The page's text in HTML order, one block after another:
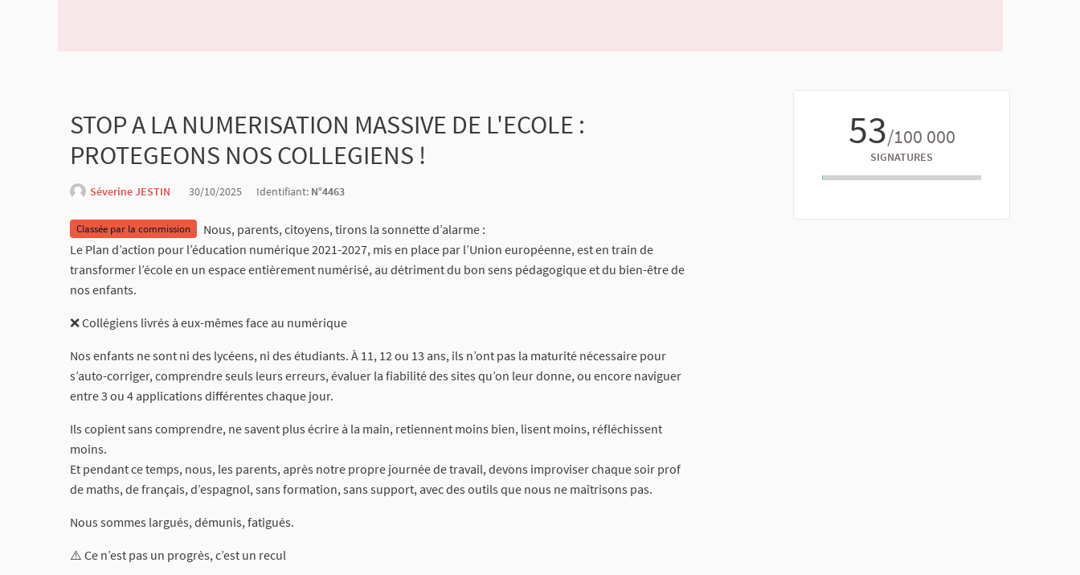
53/100 000
SIGNATURES
STOP A LA NUMERISATION MASSIVE DE L'ECOLE :
PROTEGEONS NOS COLLEGIENS !
Séverine JESTIN 30/10/2025 Identifiant: N°4463
Classée par la commission
Nous, parents, citoyens, tirons la sonnette d’alarme :
Le Plan d’action pour l’éducation numérique 2021-2027, mis en place par l’Union européenne, est en train de
transformer l’école en un espace entièrement numérisé, au détriment du bon sens pédagogique et du bien-être de
nos enfants.
❌ Collégiens livrés à eux-mêmes face au numérique
Nos enfants ne sont ni des lycéens, ni des étudiants. À 11, 12 ou 13 ans, ils n’ont pas la maturité nécessaire pour
s’auto-corriger, comprendre seuls leurs erreurs, évaluer la fiabilité des sites qu’on leur donne, ou encore naviguer
entre 3 ou 4 applications différentes chaque jour.
Ils copient sans comprendre, ne savent plus écrire à la main, retiennent moins bien, lisent moins, réfléchissent
moins.
Et pendant ce temps, nous, les parents, après notre propre journée de travail, devons improviser chaque soir prof
de maths, de français, d’espagnol, sans formation, sans support, avec des outils que nous ne maîtrisons pas.
Nous sommes largués, démunis, fatigués.
⚠️ Ce n’est pas un progrès, c’est un recul